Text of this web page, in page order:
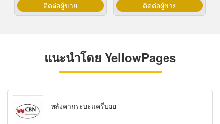
ติดต่อผู้ขาย ติดต่อผู้ขาย
แนะนำโดย YellowPages
หลังคากระบะแครี่บอย